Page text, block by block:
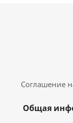
Соглашение
Общая